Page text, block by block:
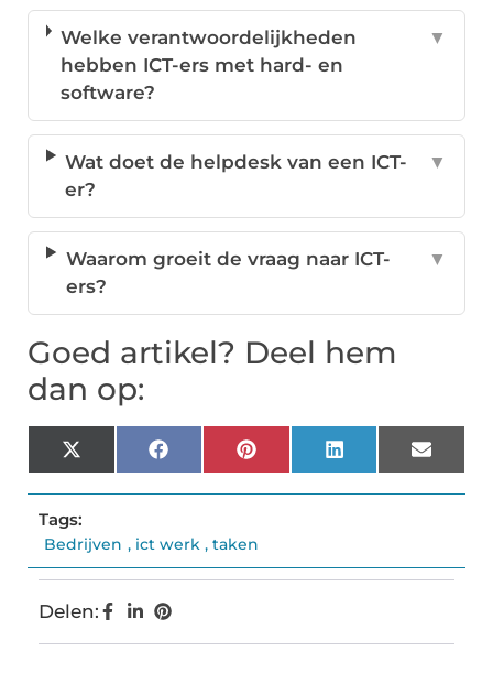
Welke verantwoordelijkheden
hebben ICT-ers met hard- en
software?
▼
Wat doet de helpdesk van een ICT-
er?
▼
Waarom groeit de vraag naar ICT-
ers?
▼
Goed artikel? Deel hem
dan op:
X
(Twitter)
FacebookPinterestLinkedInEmail
Tags:
Bedrijven , ict werk , taken
Delen: